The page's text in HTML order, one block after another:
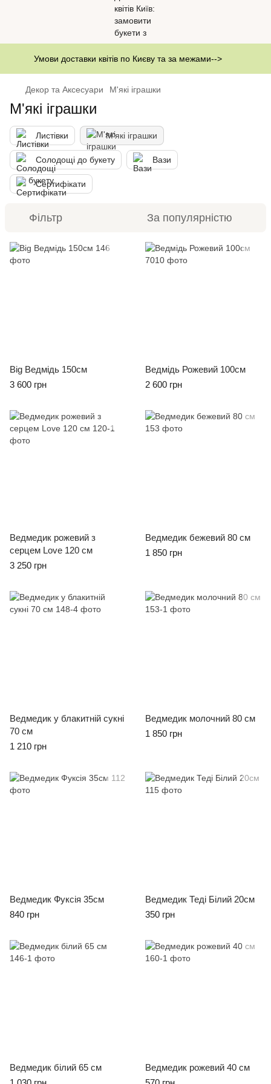
Умови доставки квітів по Києву та за межами-->
Декор та Аксесуари М'які іграшки
М'які іграшки
Листівки М'які іграшки
Солодощі до букету Вази
Сертифікати
Фільтр За популярністю
Big Ведмідь 150см
3 600 грн
Ведмідь Рожевий 100см
2 600 грн
Ведмедик рожевий з
серцем Love 120 см
3 250 грн
Ведмедик бежевий 80 см
1 850 грн
Ведмедик у блакитній сукні
70 см
1 210 грн
Ведмедик молочний 80 см
1 850 грн
Ведмедик Фуксія 35см
840 грн
Ведмедик Теді Білий 20см
350 грн
Ведмедик білий 65 см
Ведмедик рожевий 40 см